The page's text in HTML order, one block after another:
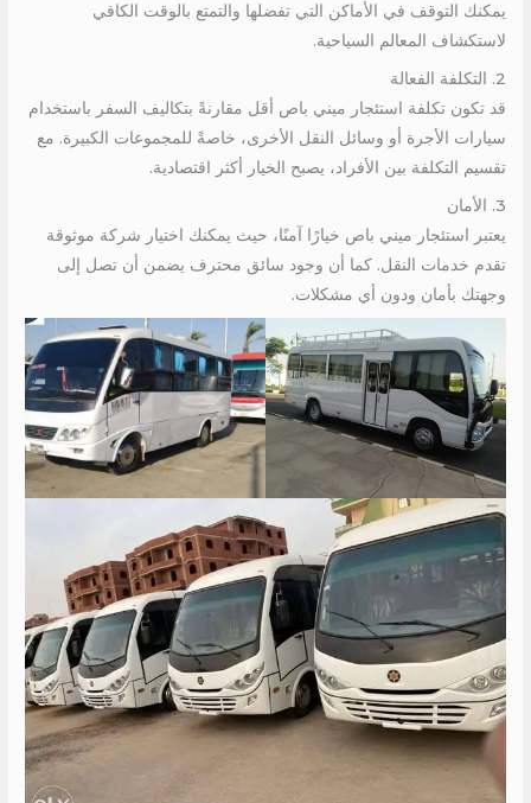
يمكنك التوقف في الأماكن التي تفضلها والتمتع بالوقت الكافي
لاستكشاف المعالم السياحية.
2. التكلفة الفعالة
قد تكون تكلفة استئجار ميني باص أقل مقارنةً بتكاليف السفر باستخدام
سيارات الأجرة أو وسائل النقل الأخرى، خاصةً للمجموعات الكبيرة. مع
تقسيم التكلفة بين الأفراد، يصبح الخيار أكثر اقتصادية.
3. الأمان
يعتبر استئجار ميني باص خيارًا آمنًا، حيث يمكنك اختيار شركة موثوقة
تقدم خدمات النقل. كما أن وجود سائق محترف يضمن أن تصل إلى
وجهتك بأمان ودون أي مشكلات.